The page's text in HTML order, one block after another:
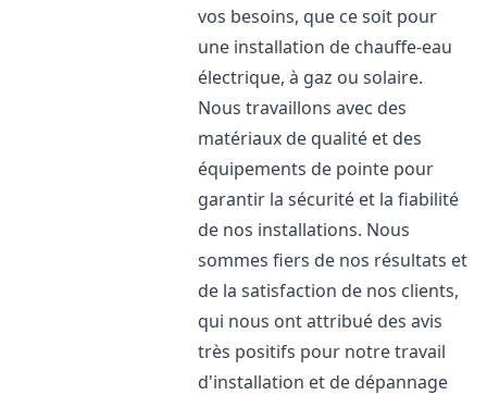
vos besoins, que ce soit pour
une installation de chauffe-eau
électrique, à gaz ou solaire.
Nous travaillons avec des
matériaux de qualité et des
équipements de pointe pour
garantir la sécurité et la fiabilité
de nos installations. Nous
sommes fiers de nos résultats et
de la satisfaction de nos clients,
qui nous ont attribué des avis
très positifs pour notre travail
d'installation et de dépannage